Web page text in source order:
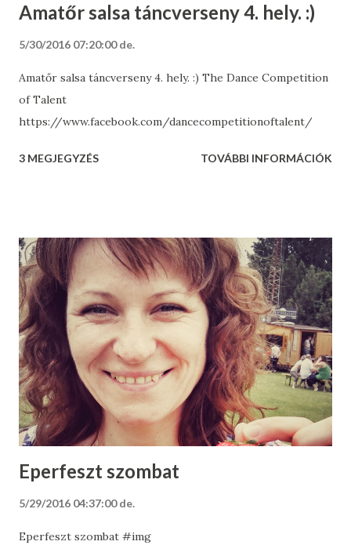
Amatőr salsa táncverseny 4. hely. :)
5/30/2016 07:20:00 de.
Amatőr salsa táncverseny 4. hely. :) The Dance Competition
of Talent
https://www.facebook.com/dancecompetitionoftalent/
3 MEGJEGYZÉS TOVÁBBI INFORMÁCIÓK
Eperfeszt szombat
5/29/2016 04:37:00 de.
Eperfeszt szombat #img